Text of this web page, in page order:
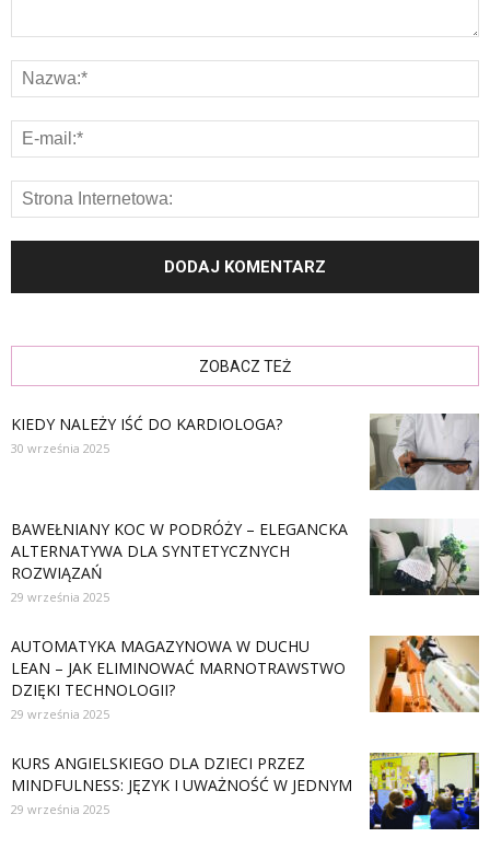
ZOBACZ TEŻ
KIEDY NALEŻY IŚĆ DO KARDIOLOGA?
30 września 2025
BAWEŁNIANY KOC W PODRÓŻY – ELEGANCKA
ALTERNATYWA DLA SYNTETYCZNYCH
ROZWIĄZAŃ
29 września 2025
AUTOMATYKA MAGAZYNOWA W DUCHU
LEAN – JAK ELIMINOWAĆ MARNOTRAWSTWO
DZIĘKI TECHNOLOGII?
29 września 2025
KURS ANGIELSKIEGO DLA DZIECI PRZEZ
MINDFULNESS: JĘZYK I UWAŻNOŚĆ W JEDNYM
29 września 2025